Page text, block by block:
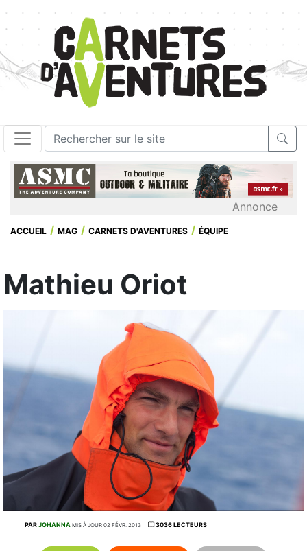
Annonce
ACCUEIL MAG CARNETS D'AVENTURES ÉQUIPE
Mathieu Oriot
PARJOHANNA MIS À JOUR 02 FÉVR. 2013 3036 LECTEURS